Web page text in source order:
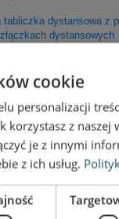
tabliczka dystansowa z
dystansowych
Economy
Universal
z VAT
cookie
personalizacji
korzystasz z
je z innymi
z ich usług.